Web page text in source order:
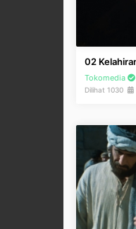
02
Tokomedia
Dilihat 1030